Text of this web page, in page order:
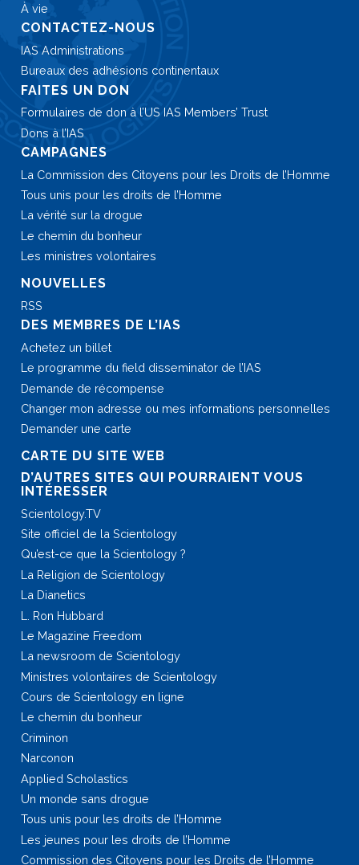
À vie
CONTACTEZ-NOUS
IAS Administrations
Bureaux des adhésions continentaux
FAITES UN DON
Formulaires de don à l’US IAS Members’ Trust
Dons à l’IAS
CAMPAGNES
La Commission des Citoyens pour les Droits de l’Homme
Tous unis pour les droits de l’Homme
La vérité sur la drogue
Le chemin du bonheur
Les ministres volontaires
NOUVELLES
RSS
DES MEMBRES DE L’IAS
Achetez un billet
Le programme du field disseminator de l’IAS
Demande de récompense
Changer mon adresse ou mes informations personnelles
Demander une carte
CARTE DU SITE WEB
D’AUTRES SITES QUI POURRAIENT VOUS
INTÉRESSER
Scientology.TV
Site officiel de la Scientology
Qu’est-ce que la Scientology ?
La Religion de Scientology
La Dianetics
L. Ron Hubbard
Le Magazine Freedom
La newsroom de Scientology
Ministres volontaires de Scientology
Cours de Scientology en ligne
Le chemin du bonheur
Criminon
Narconon
Applied Scholastics
Un monde sans drogue
Tous unis pour les droits de l’Homme
Les jeunes pour les droits de l’Homme
Commission des Citoyens pour les Droits de l’Homme